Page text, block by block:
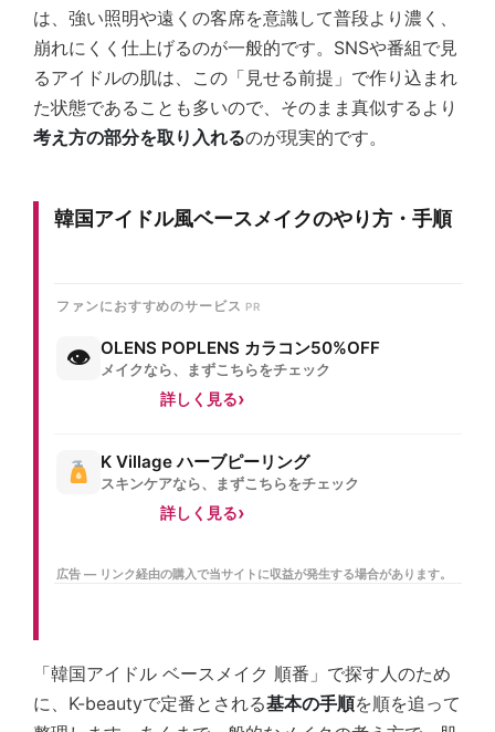
は、強い照明や遠くの客席を意識して普段より濃く、
崩れにくく仕上げるのが一般的です。SNSや番組で見
るアイドルの肌は、この「見せる前提」で作り込まれ
た状態であることも多いので、そのまま真似するより
考え方の部分を取り入れるのが現実的です。
韓国アイドル風ベースメイクのやり方・手順
ファンにおすすめのサービス
👁 OLENS POPLENS カラコン50%OFF
メイクなら、まずこちらをチェック
詳しく見る
K Village ハーブピーリング
スキンケアなら、まずこちらをチェック
詳しく見る
広告 — リンク経由の購入で当サイトに収益が発生する場合があります。
「韓国アイドル ベースメイク 順番」で探す人のため
に、K-beautyで定番とされる基本の手順を順を追って